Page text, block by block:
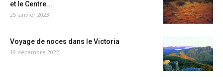
et le Centre...
25 janvier 2023
Voyage de noces dans le Victoria
19 décembre 2022